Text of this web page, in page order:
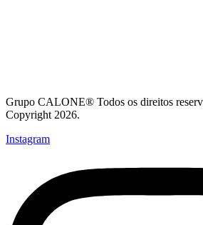
Grupo CALONE® Todos os direitos
Copyright 2026.
Instagram